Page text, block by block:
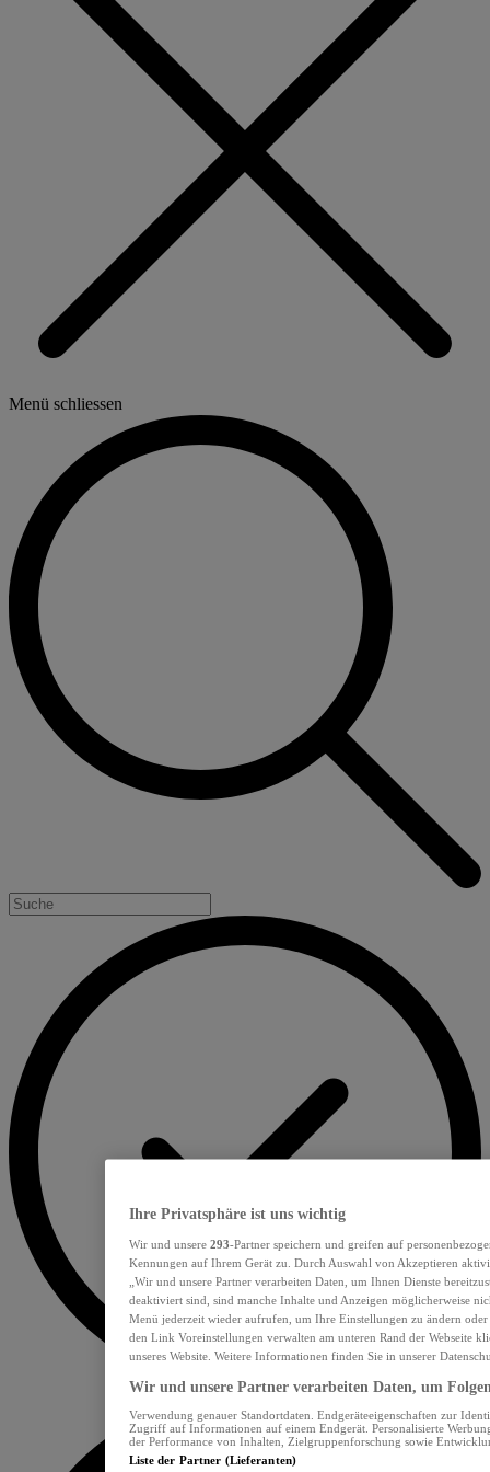
Menü schliessen
Ihre Privatsphäre ist uns wichtig
Wir und unsere 293-Partner speichern und greifen auf
Kennungen auf Ihrem Gerät zu. Durch Auswahl von Akzeptieren
„Wir und unsere Partner verarbeiten Daten, um Ihnen Dienste
deaktiviert sind, sind manche Inhalte und Anzeigen möglicherweise
Menü jederzeit wieder aufrufen, um Ihre Einstellungen zu ändern
den Link Voreinstellungen verwalten am unteren Rand der Webseite
unseres Website. Weitere Informationen finden Sie in unserer
Wir und unsere Partner verarbeiten Daten, um
Verwendung genauer Standortdaten. Endgeräteeigenschaften zur
Zugriff auf Informationen auf einem Endgerät. Personalisierte
der Performance von Inhalten, Zielgruppenforschung sowie
Liste der Partner (Lieferanten)